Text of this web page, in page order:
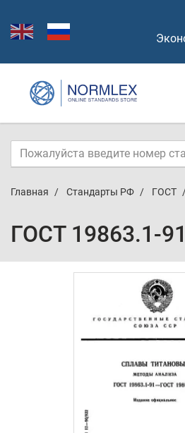
Главная Стандарты РФ ГОСТ
ГОСТ 19863.1-